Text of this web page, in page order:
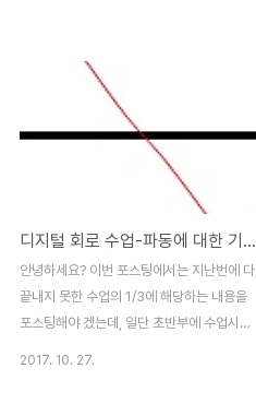
디지털 회로 수업-파동에 대한 기초적인 지식과 그에 관련된 회로
안녕하세요? 이번 포스팅에서는 지난번에 다
끝내지 못한 수업의 1/3에 해당하는 내용을
포스팅해야 겠는데, 일단 초반부에 수업시간
2017. 10. 27.